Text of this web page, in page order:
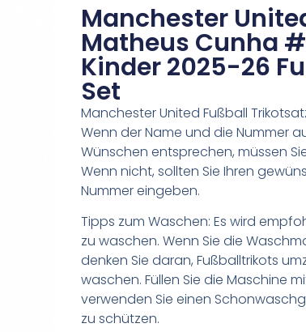
Manchester
Matheus Cunha
Kinder 2025-26
Set
Manchester United Fußball
Wenn der Name und die Nummer
Wünschen entsprechen, müssen
Wenn nicht, sollten Sie Ihren
Nummer eingeben.
Tipps zum Waschen: Es wird
zu waschen. Wenn Sie die
denken Sie daran, Fußballtrikots
waschen. Füllen Sie die Maschine
verwenden Sie einen
zu schützen.